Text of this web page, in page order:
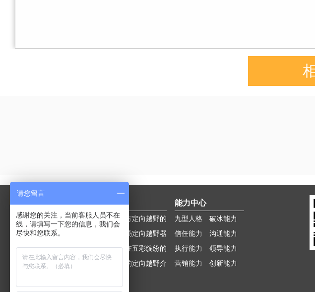
拓展训练
经典拓展团
建
红建活动团
建
企业沙盘团
建
定向闯关团
建
大侦探团建夏日专题团
建
主题团建团
趣味团建团
定向越野
野外辨别方定向越野的
技能
定向越野场
地
定向越野器
材
定向运动在五彩缤纷的
定向运动世
定向运动的定向越野介
能力中心
九型人格
破冰能力
信任能力
沟通能力
执行能力
领导能力
营销能力
创新能力
请您留言
感谢您的关注，当前客服人员不在
线，请填写一下您的信息，我们会
尽快和您联系。